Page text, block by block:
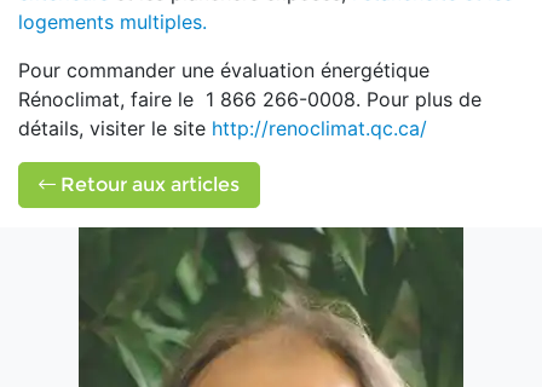
logements multiples.
Pour commander une évaluation énergétique
Rénoclimat, faire le 1 866 266-0008. Pour plus de
détails, visiter le site http://renoclimat.qc.ca/
Retour aux articles